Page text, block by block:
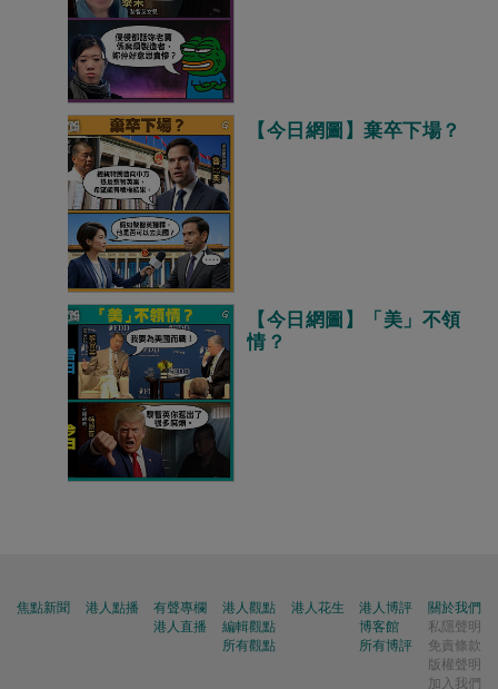
【今日網圖】棄卒下場？
【今日網圖】「美」不領
情？
焦點新聞 港人點播
有聲專欄
港人直播
港人觀點
編輯觀點
所有觀點
港人花生
港人博評
博客館
所有博評
關於我們
私隱聲明
免責條款
版權聲明
加入我們